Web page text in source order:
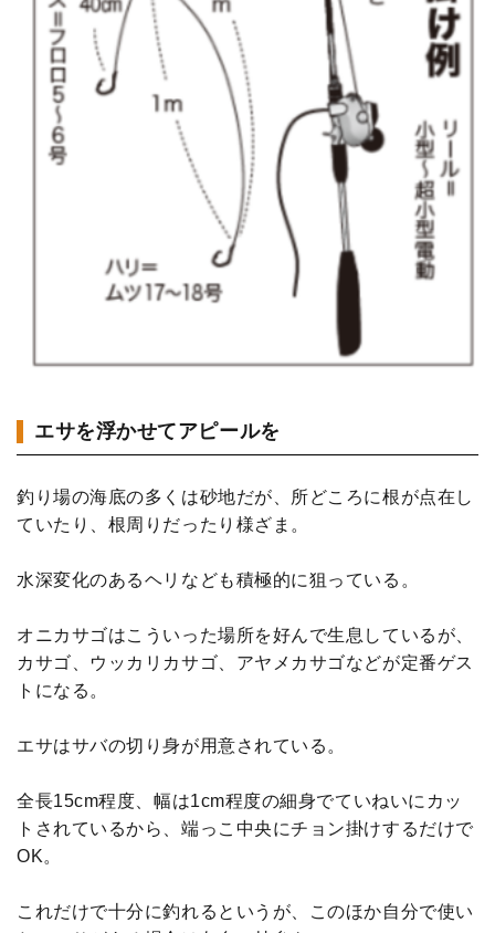
エサを浮かせてアピールを
釣り場の海底の多くは砂地だが、所どころに根が点在し
ていたり、根周りだったり様ざま。
水深変化のあるヘリなども積極的に狙っている。
オニカサゴはこういった場所を好んで生息しているが、
カサゴ、ウッカリカサゴ、アヤメカサゴなどが定番ゲス
トになる。
エサはサバの切り身が用意されている。
全長15cm程度、幅は1cm程度の細身でていねいにカッ
トされているから、端っこ中央にチョン掛けするだけで
OK。
これだけで十分に釣れるというが、このほか自分で使い